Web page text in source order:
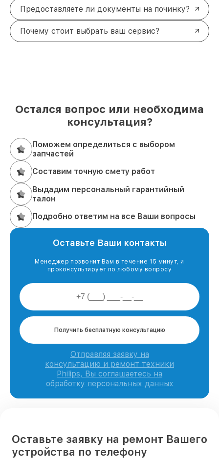
Предоставляете ли документы на починку?
Почему стоит выбрать ваш сервис?
Остался вопрос или необходима
консультация?
Поможем определиться с выбором
запчастей
Составим точную смету работ
Выдадим персональный гарантийный
талон
Подробно ответим на все Ваши вопросы
Оставьте Ваши контакты
Менеджер позвонит Вам в течение 15 минут, и
проконсультирует по любому вопросу
Получить бесплатную консультацию
Отправляя заявку на
консультацию и ремонт техники
Philips, Вы соглашаетесь на
обработку персональных данных
Оставьте заявку на ремонт Вашего
устройства по телефону